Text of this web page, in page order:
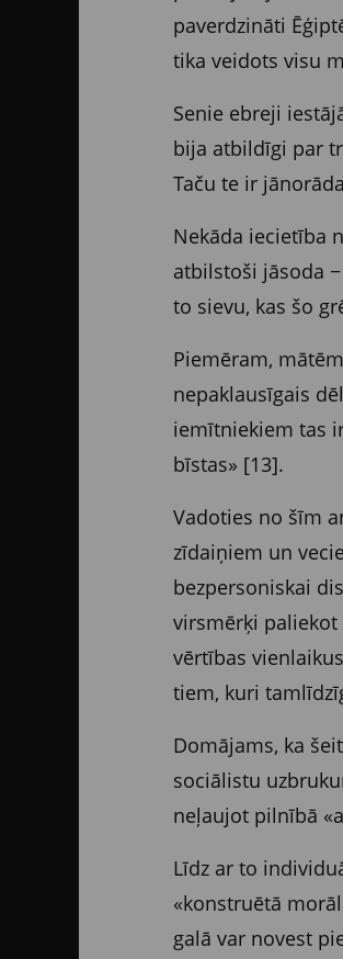
paverdzināti
tika veidots visu
Senie ebreji
bija atbildīgi par
Taču te ir
Nekāda iecietība
atbilstoši jāsoda
to sievu, kas šo
Piemēram,
nepaklausīgais
iemītniekiem tas
bīstas» [13].
Vadoties no šīm
zīdaiņiem un
bezpersoniskai
virsmērķi
vērtības
tiem, kuri
Domājams, ka
sociālistu
neļaujot pilnībā
Līdz ar to
«konstruētā
galā var novest